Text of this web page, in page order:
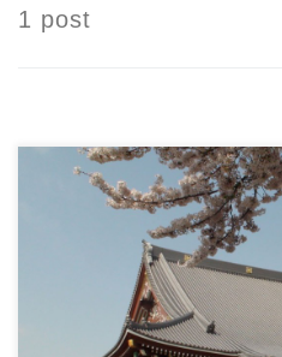
1 post
東京賞櫻景點 池上本
東京的大田區，雖然不
但每年卻有1萬 […]